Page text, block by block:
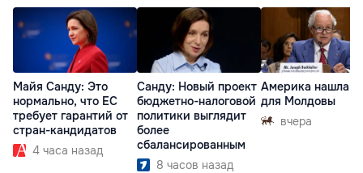
Майя Санду: Это
нормально, что ЕС
требует гарантий от
стран-кандидатов
4 часа назад
Санду: Новый проект
бюджетно-налоговой
политики выглядит
более
сбалансированным
8 часов назад
Америка нашла
для Молдовы
вчера